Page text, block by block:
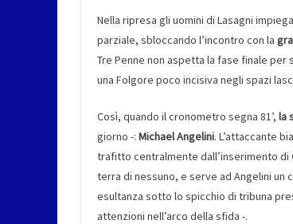
Nella ripresa gli uomini di Lasagni
parziale, sbloccando l’incontro con la
Tre Penne non aspetta la fase finale
una Folgore poco incisiva negli spazi
Così, quando il cronometro segna 81’, la
giorno -: Michael Angelini. L’attaccante
trafitto centralmente dall’inserimento di
terra di nessuno, e serve ad Angelini
esultanza sotto lo spicchio di tribuna
attenzioni nell’arco della sfida -.